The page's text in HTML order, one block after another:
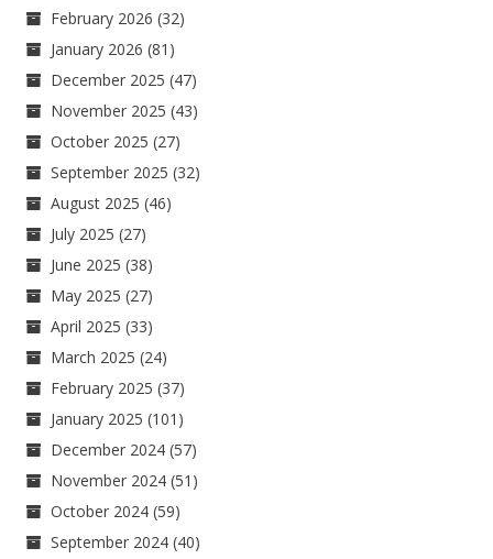
February 2026 (32)
January 2026 (81)
December 2025 (47)
November 2025 (43)
October 2025 (27)
September 2025 (32)
August 2025 (46)
July 2025 (27)
June 2025 (38)
May 2025 (27)
April 2025 (33)
March 2025 (24)
February 2025 (37)
January 2025 (101)
December 2024 (57)
November 2024 (51)
October 2024 (59)
September 2024 (40)